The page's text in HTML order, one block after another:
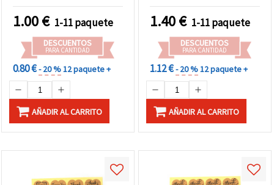
1.00€ 1-11 paquete
DESCUENTOS
PARA CANTIDAD
0.80 €- 20 %12 paquete +
AÑADIR AL CARRITO
1.40€ 1-11 paquete
DESCUENTOS
PARA CANTIDAD
1.12 €- 20 %12 paquete +
AÑADIR AL CARRITO